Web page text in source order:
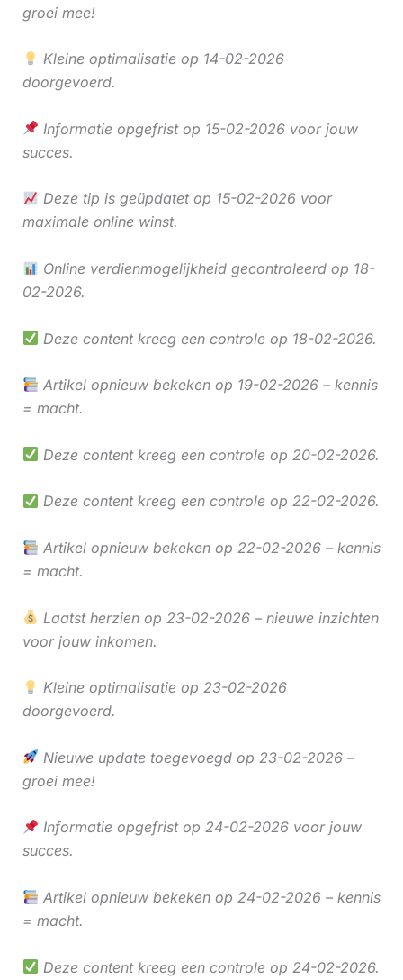
groei mee!
Kleine optimalisatie op 14-02-2026
doorgevoerd.
Informatie opgefrist op 15-02-2026 voor jouw
succes.
Deze tip is geüpdatet op 15-02-2026 voor
maximale online winst.
Online verdienmogelijkheid gecontroleerd op 18-
02-2026.
Deze content kreeg een controle op 18-02-2026.
Artikel opnieuw bekeken op 19-02-2026 – kennis
= macht.
Deze content kreeg een controle op 20-02-2026.
Deze content kreeg een controle op 22-02-2026.
Artikel opnieuw bekeken op 22-02-2026 – kennis
= macht.
Laatst herzien op 23-02-2026 – nieuwe inzichten
voor jouw inkomen.
Kleine optimalisatie op 23-02-2026
doorgevoerd.
Nieuwe update toegevoegd op 23-02-2026 –
groei mee!
Informatie opgefrist op 24-02-2026 voor jouw
succes.
Artikel opnieuw bekeken op 24-02-2026 – kennis
= macht.
Deze content kreeg een controle op 24-02-2026.